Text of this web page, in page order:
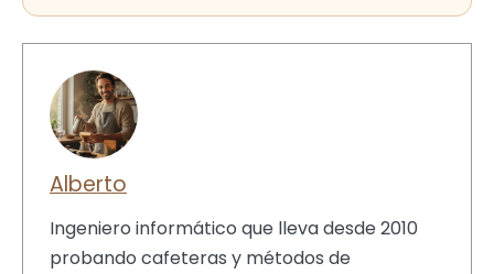
Alberto
Ingeniero informático que lleva desde 2010
probando cafeteras y métodos de